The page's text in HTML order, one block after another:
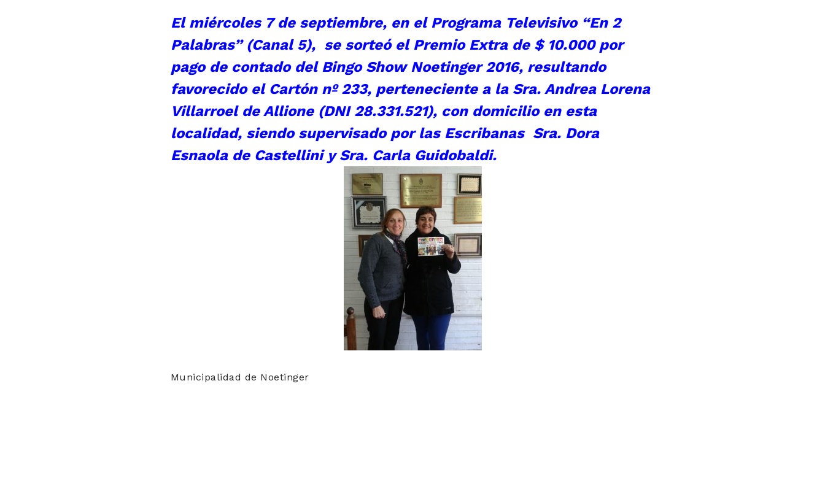
El miércoles 7 de septiembre, en el Programa Televisivo “En 2
Palabras” (Canal 5), se sorteó el Premio Extra de $ 10.000 por
pago de contado del Bingo Show Noetinger 2016, resultando
favorecido el Cartón nº 233, perteneciente a la Sra. Andrea Lorena
Villarroel de Allione (DNI 28.331.521), con domicilio en esta
localidad, siendo supervisado por las Escribanas Sra. Dora
Esnaola de Castellini y Sra. Carla Guidobaldi.
Municipalidad de Noetinger